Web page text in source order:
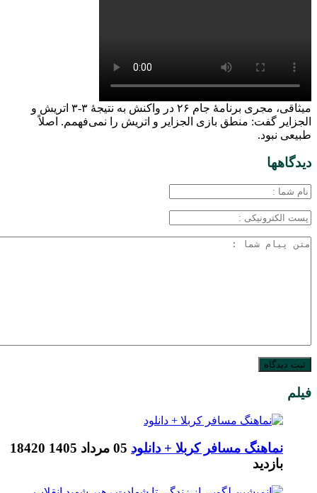
میثاقی، مجری برنامۀ جام ۲۶ در واکنش به نتیجۀ ۳-۳ اتریش و
الجزایر گفت: منطق بازی الجزایر و اتریش را نمی‌فهمم. اصلاً‌
طبیعی نبود.
دیدگاهها
فیلم
نماهنگ مسافر کربلا + دانلود 05 مرداد 1405
18420
بازدید